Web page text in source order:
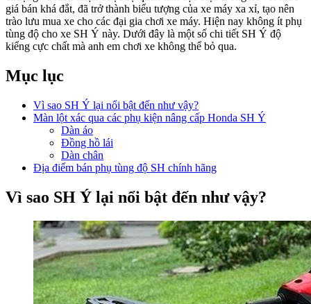
giá bán khá đắt, đã trở thành biểu tượng của xe máy xa xỉ, tạo nên
trào lưu mua xe cho các đại gia chơi xe máy. Hiện nay không ít phụ
tùng độ cho xe SH Ý này. Dưới đây là một số chi tiết SH Ý độ
kiểng cực chất mà anh em chơi xe không thể bỏ qua.
Mục lục
Vì sao SH Ý lại nổi bật đến như vậy?
Màn lột xác qua các phụ kiện nâng cấp Honda SH Ý
Dàn áo
Đồng hồ lái
Dàn chân
Địa điểm bán phụ tùng độ SH chính hãng
Vì sao SH Ý lại nổi bật đến như vậy?